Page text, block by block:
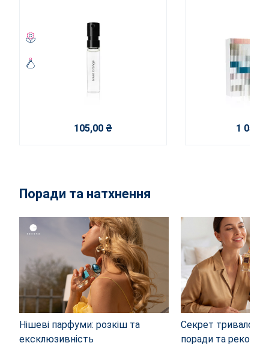
105,00 ₴ 1
Поради та натхнення
Нішеві парфуми: розкіш та
ексклюзивність
Секрет тривалого
поради та